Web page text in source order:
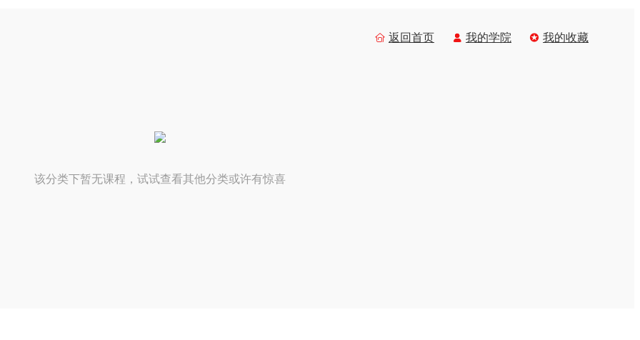
 返回首页  我的学院  我的收藏
该分类下暂无课程，试试查看其他分类或许有惊喜